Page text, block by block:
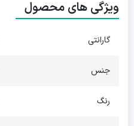
ویژگی های محصول
گارانتی
جنس
رنگ